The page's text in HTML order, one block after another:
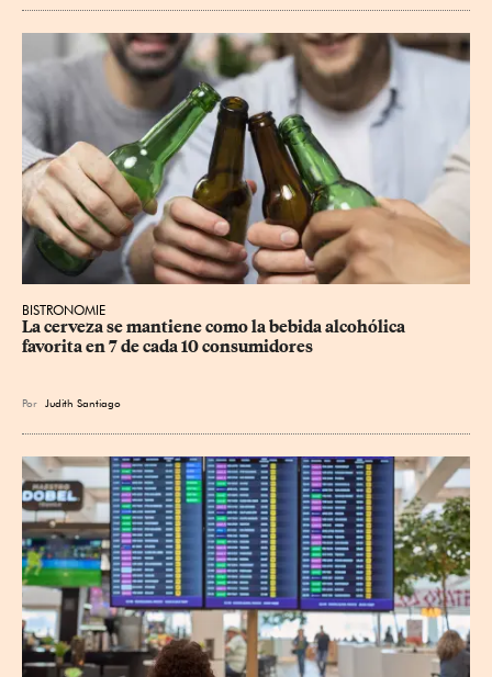
BISTRONOMIE
La cerveza se mantiene como la bebida alcohólica
favorita en 7 de cada 10 consumidores
Por Judith Santiago